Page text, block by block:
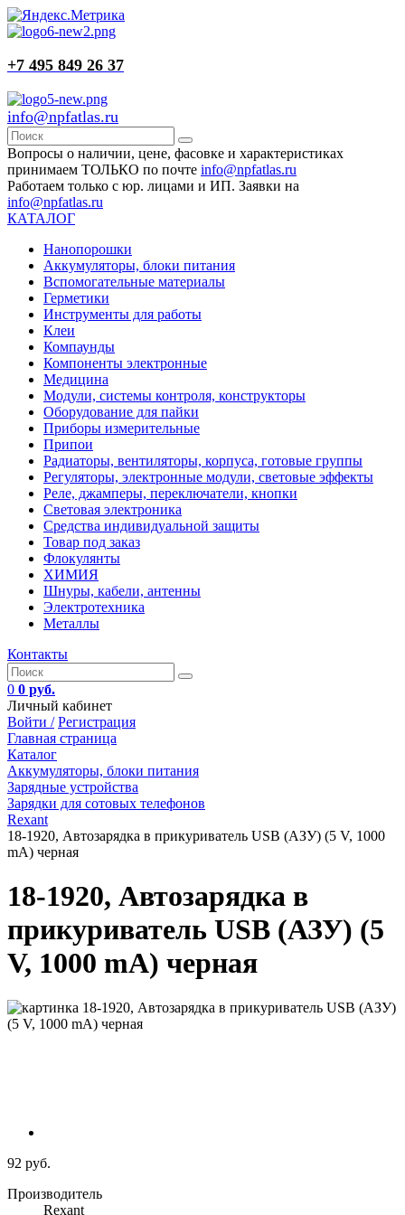
+7 495 849 26 37
info@npfatlas.ru
Вопросы о наличии, цене, фасовке и характеристиках
принимаем ТОЛЬКО по почте info@npfatlas.ru
Работаем только с юр. лицами и ИП. Заявки на
info@npfatlas.ru
КАТАЛОГ
Нанопорошки
Аккумуляторы, блоки питания
Вспомогательные материалы
Герметики
Инструменты для работы
Клеи
Компаунды
Компоненты электронные
Медицина
Модули, системы контроля, конструкторы
Оборудование для пайки
Приборы измерительные
Припои
Радиаторы, вентиляторы, корпуса, готовые группы
Регуляторы, электронные модули, световые эффекты
Реле, джамперы, переключатели, кнопки
Световая электроника
Средства индивидуальной защиты
Товар под заказ
Флокулянты
ХИМИЯ
Шнуры, кабели, антенны
Электротехника
Металлы
Контакты
0 0 руб.
Личный кабинет
Войти / Регистрация
Главная страница
Каталог
Аккумуляторы, блоки питания
Зарядные устройства
Зарядки для сотовых телефонов
Rexant
18-1920, Автозарядка в прикуриватель USB (АЗУ) (5 V, 1000
mA) черная
18-1920, Автозарядка в
прикуриватель USB (АЗУ) (5
V, 1000 mA) черная
92 руб.
Производитель
Rexant